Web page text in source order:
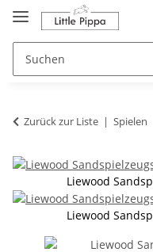
Zum Hauptinhalt springen
springen
Zurück zur Liste Spielen
Liewood
Liewood